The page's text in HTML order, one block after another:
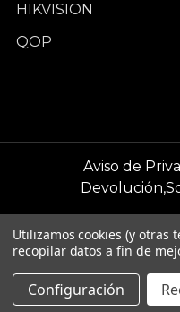
HIKVISION
QOP
Aviso de
©2026
Utilizamos cookies (y otras
recopilar datos a fin de
Configuración